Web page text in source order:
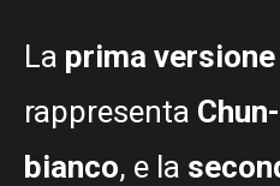
La prima versione
rappresenta
bianco, e la